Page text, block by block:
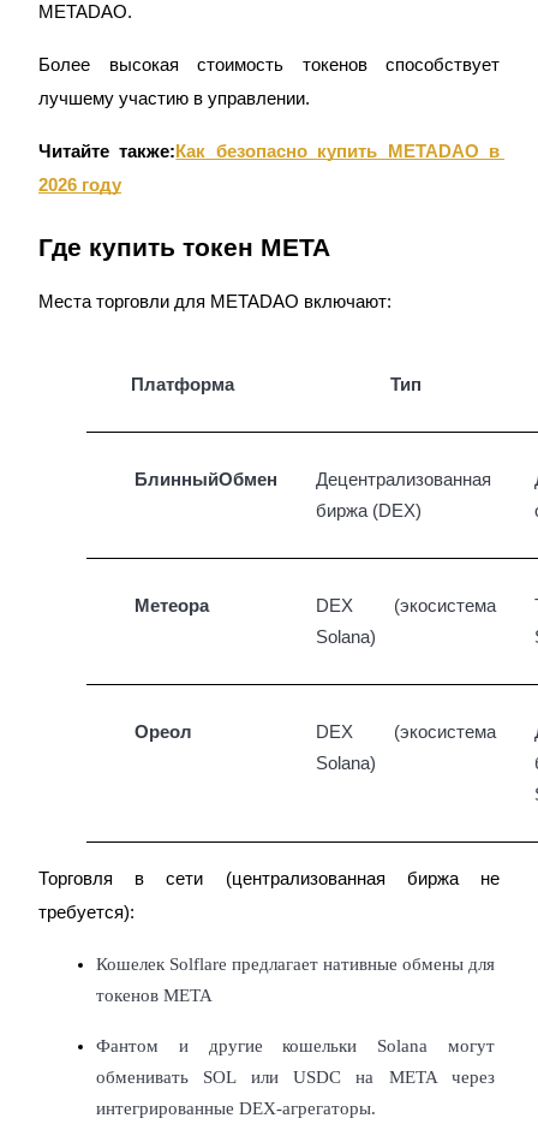
METADAO.
Более высокая стоимость токенов способствует
лучшему участию в управлении.
Читайте также:Как безопасно купить METADAO в
2026 году
Где купить токен META
Места торговли для METADAO включают:
Платформа Тип
БлинныйОбмен
Децентрализованная
биржа (DEX)
Метеора
DEX (экосистема
Solana)
Ореол
DEX (экосистема
Solana)
Торговля в сети (централизованная биржа не
требуется):
Кошелек Solflare предлагает нативные обмены для
токенов META
Фантом и другие кошельки Solana могут
обменивать SOL или USDC на META через
интегрированные DEX-агрегаторы.